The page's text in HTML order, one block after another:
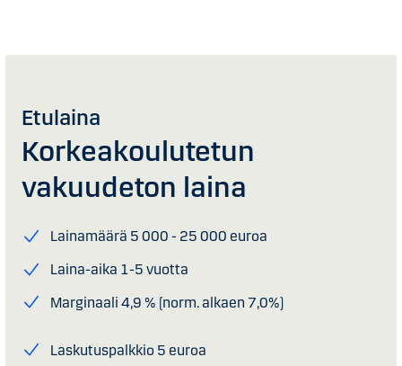
Etulaina
Korkea­koulutetun
vakuudeton laina
Lainamäärä 5 000 - 25 000 euroa
Laina-aika 1-5 vuotta
Marginaali 4,9 % (norm. alkaen 7,0%)
Laskutuspalkkio 5 euroa